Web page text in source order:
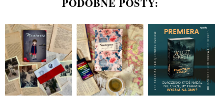
PODOBNE POSTY: